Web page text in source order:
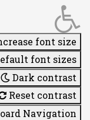
font size
font sizes
Dark contrast
Reset contrast
Navigation